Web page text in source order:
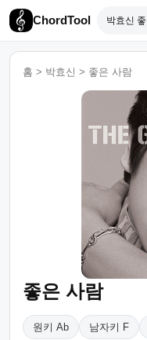
ChordTool
홈 > 박효신 > 좋은 사람
좋은 사람
원키 Ab 남자키 F